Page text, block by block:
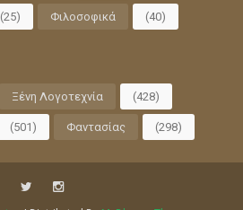
(25) Φιλοσοφικά (40)
Ξένη Λογοτεχνία (428)
(501) Φαντασίας (298)